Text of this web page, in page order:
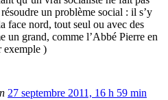
un problème social : il s’y
face nord, tout seul ou avec des
un grand, comme l’Abbé Pierre en
exemple )
27 septembre 2011, 16 h 59 min